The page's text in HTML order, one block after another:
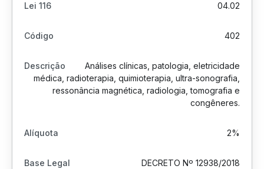
04.02
402
Análises clínicas, patologia, eletricidade
médica, radioterapia, quimioterapia, ultra-sonografia,
ressonância magnética, radiologia, tomografia e
congêneres.
2%
DECRETO Nº 12938/2018